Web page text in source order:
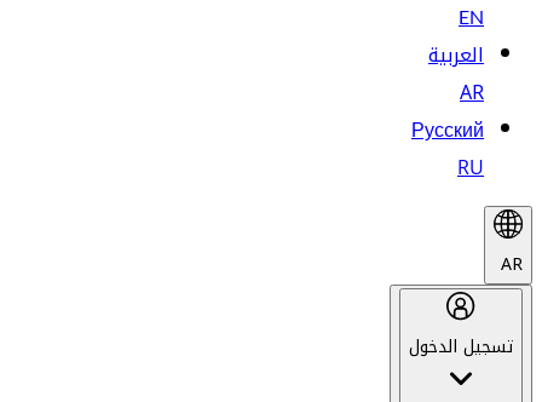
EN
العربية
AR
Русский
RU
AR
تسجيل الدخول